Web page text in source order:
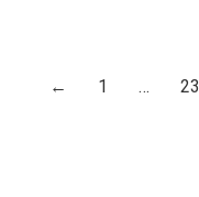
← 1 … 23